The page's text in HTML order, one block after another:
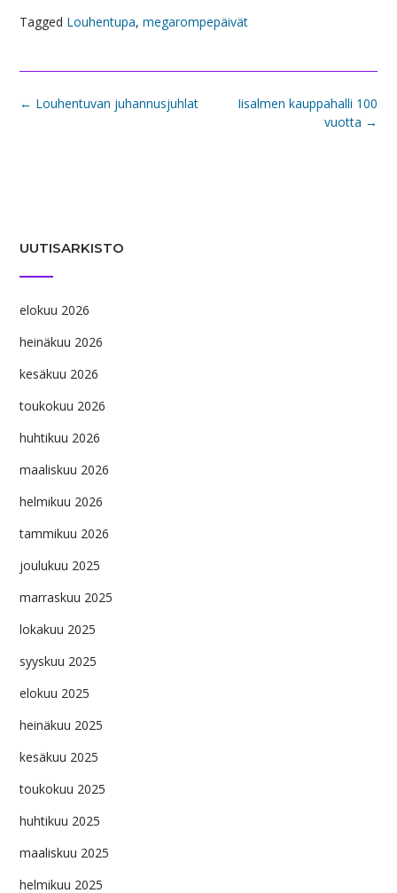
Tagged Louhentupa, megarompepäivät
Post
Iisalmen kauppahalli 100
vuotta →
← Louhentuvan juhannusjuhlat
UUTISARKISTO
elokuu 2026
heinäkuu 2026
kesäkuu 2026
toukokuu 2026
huhtikuu 2026
maaliskuu 2026
helmikuu 2026
tammikuu 2026
joulukuu 2025
marraskuu 2025
lokakuu 2025
syyskuu 2025
elokuu 2025
heinäkuu 2025
kesäkuu 2025
toukokuu 2025
huhtikuu 2025
maaliskuu 2025
helmikuu 2025